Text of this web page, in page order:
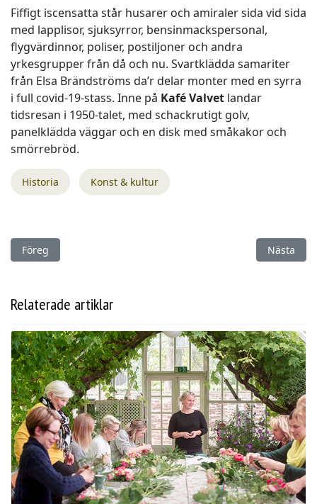
Fiffigt iscensatta står husarer och amiraler sida vid sida
med lapplisor, sjuksyrror, bensinmackspersonal,
flygvärdinnor, poliser, postiljoner och andra
yrkesgrupper från då och nu. Svartklädda samariter
från Elsa Brändströms da’r delar monter med en syrra
i full covid-19-stass. Inne på Kafé Valvet landar
tidsresan i 1950-talet, med schackrutigt golv,
panelklädda väggar och en disk med små­kakor och
smörrebröd.
Historia Konst & kultur
Föregående artikel: En heldag på Slättarps Gård
Föreg Nästa
Nästa
Relaterade artiklar